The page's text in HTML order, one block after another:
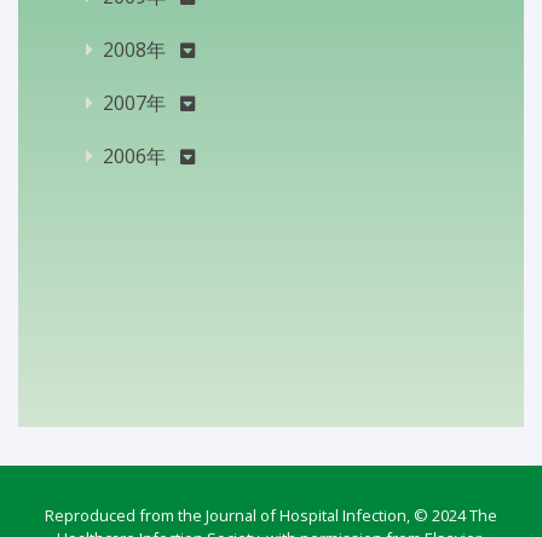
2008年
2007年
2006年
Reproduced from the Journal of Hospital Infection, © 2024 The